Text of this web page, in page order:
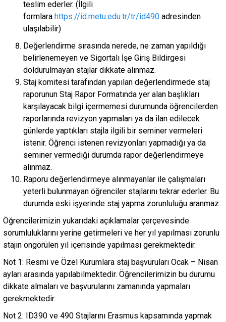
teslim ederler. (İlgili
formlara https://id.metu.edu.tr/tr/id490 adresinden
ulaşılabilir)
Değerlendirme sırasında nerede, ne zaman yapıldığı
belirlenemeyen ve Sigortalı İşe Giriş Bildirgesi
doldurulmayan stajlar dikkate alınmaz.
Staj komitesi tarafından yapılan değerlendirmede staj
raporunun Staj Rapor Formatında yer alan başlıkları
karşılayacak bilgi içermemesi durumunda öğrencilerden
raporlarında revizyon yapmaları ya da ilan edilecek
günlerde yaptıkları stajla ilgili bir seminer vermeleri
istenir. Öğrenci istenen revizyonları yapmadığı ya da
seminer vermediği durumda rapor değerlendirmeye
alınmaz.
Raporu değerlendirmeye alınmayanlar ile çalışmaları
yeterli bulunmayan öğrenciler stajlarını tekrar ederler. Bu
durumda eski işyerinde staj yapma zorunluluğu aranmaz.
Öğrencilerimizin yukarıdaki açıklamalar çerçevesinde
sorumluluklarını yerine getirmeleri ve her yıl yapılması zorunlu
stajın öngörülen yıl içerisinde yapılması gerekmektedir.
Not 1: Resmi ve Özel Kurumlara staj başvuruları Ocak – Nisan
ayları arasında yapılabilmektedir. Öğrencilerimizin bu durumu
dikkate almaları ve başvurularını zamanında yapmaları
gerekmektedir.
Not 2: ID390 ve 490 Stajlarını Erasmus kapsamında yapmak